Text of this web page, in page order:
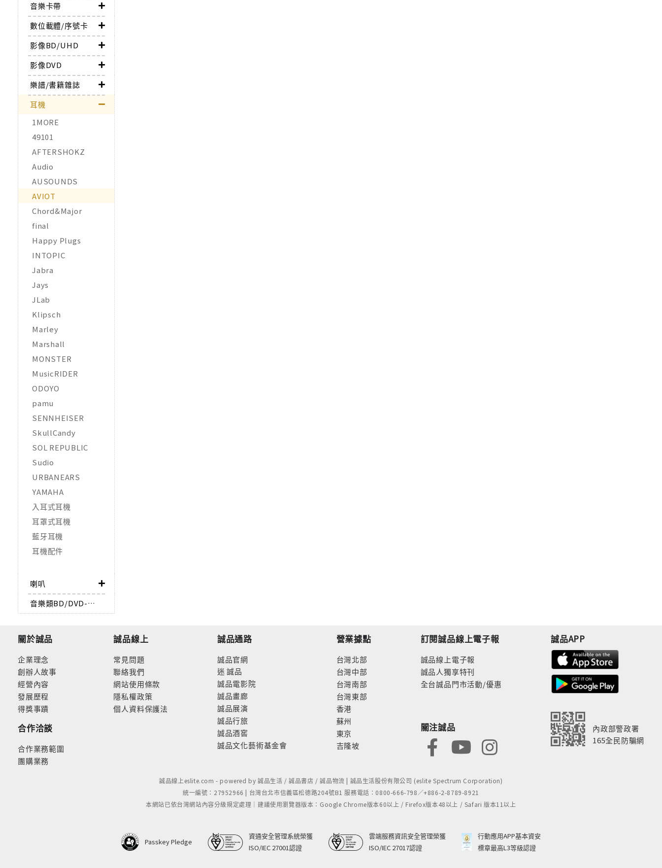
音樂卡帶
數位載體/序號卡
影像BD/UHD
影像DVD
樂譜/書籍雜誌
耳機
1MORE
49101
AFTERSHOKZ
Audio
AUSOUNDS
AVIOT
Chord&Major
final
Happy Plugs
INTOPIC
Jabra
Jays
JLab
Klipsch
Marley
Marshall
MONSTER
MusicRIDER
ODOYO
pamu
SENNHEISER
SkullCandy
SOL REPUBLIC
Sudio
URBANEARS
YAMAHA
入耳式耳機
耳罩式耳機
藍牙耳機
耳機配件
喇叭
音樂類BD/DVD-AUDIO
關於誠品
企業理念
創辦人故事
經營內容
發展歷程
得獎事蹟
合作洽談
合作業務範圍
團購業務
誠品線上
常見問題
聯絡我們
網站使用條款
隱私權政策
個人資料保護法
誠品通路
誠品官網
迷 誠品
誠品電影院
誠品畫廊
誠品展演
誠品行旅
誠品酒窖
誠品文化藝術基金會
營業據點
台灣北部
台灣中部
台灣南部
台灣東部
香港
蘇州
東京
吉隆坡
訂閱誠品線上電子報
誠品線上電子報
誠品人獨享特刊
全台誠品門市活動/優惠
關注誠品
誠品APP
內政部警政署
165全民防騙網
誠品線上eslite.com - powered by 誠品生活 / 誠品書店 / 誠品物流 | 誠品生活股份有限公司 (eslite Spectrum Corporation)
統一編號：27952966 | 台灣台北市信義區松德路204號B1 服務電話：0800-666-798／+886-2-8789-8921
本網站已依台灣網站內容分級規定處理｜建議使用瀏覽器版本：Google Chrome版本60以上 / Firefox版本48以上 / Safari 版本11以上
Passkey Pledge
資通安全管理系統榮獲
ISO/IEC 27001認證
雲端服務資訊安全管理榮獲
ISO/IEC 27017認證
行動應用APP基本資安
標章最高L3等級認證